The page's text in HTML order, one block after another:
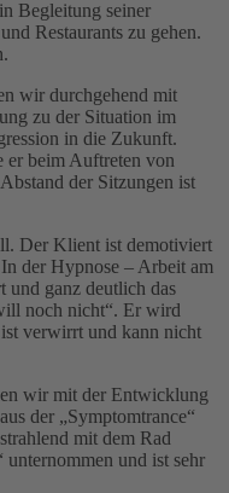
Begleitung seiner
Restaurants zu gehen.
wir durchgehend mit
zu der Situation im
in die Zukunft.
er beim Auftreten von
der Sitzungen ist
Der Klient ist demotiviert
der Hypnose – Arbeit am
und ganz deutlich das
noch nicht“. Er wird
verwirrt und kann nicht
wir mit der Entwicklung
der „Symptomtrance“
mit dem Rad
und ist sehr